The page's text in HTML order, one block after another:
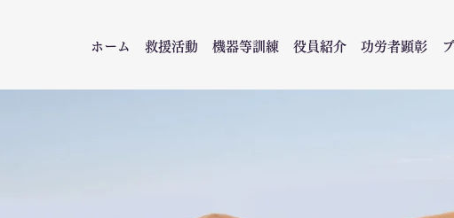
ホーム 救援活動 機器等訓練 役員紹介 功労者顕彰